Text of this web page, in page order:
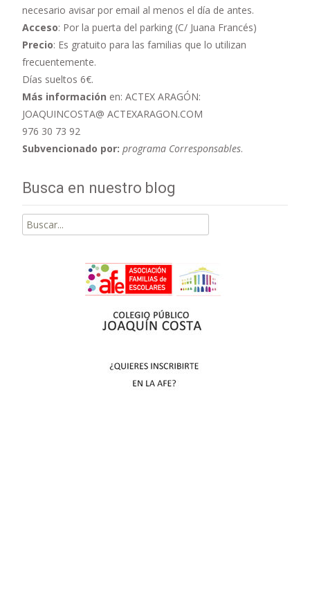
necesario avisar por email al menos el día de antes.
Acceso: Por la puerta del parking (C/ Juana Francés)
Precio: Es gratuito para las familias que lo utilizan
frecuentemente.
Días sueltos 6€.
Más información en: ACTEX ARAGÓN:
JOAQUINCOSTA@ ACTEXARAGON.COM
976 30 73 92
Subvencionado por: programa Corresponsables.
Busca en nuestro blog
Buscar
por: